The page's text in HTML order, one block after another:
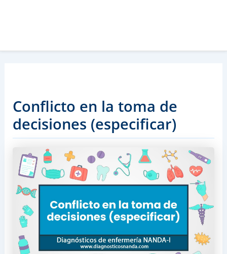
Conflicto en la toma de
decisiones (especificar)